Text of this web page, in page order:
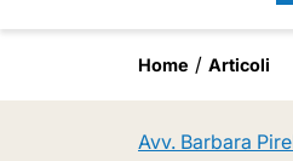
Home Articoli
Avv. Barbara